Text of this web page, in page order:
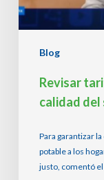
Blog
Revisar
calidad del
Para garantizar
potable a los
justo, comentó